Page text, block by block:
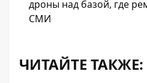
дроны над базой, где
СМИ
ЧИТАЙТЕ ТАКЖЕ: